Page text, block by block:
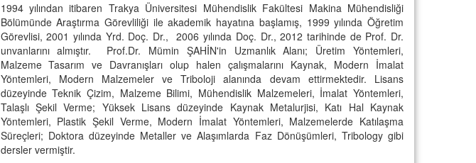
1994 yılından itibaren Trakya Üniversitesi Mühendislik Fakültesi Makina Mühendisliği
Bölümünde Araştırma Görevliliği ile akademik hayatına başlamış, 1999 yılında Öğretim
Görevlisi, 2001 yılında Yrd. Doç. Dr., 2006 yılında Doç. Dr., 2012 tarihinde de Prof. Dr.
unvanlarını almıştır. Prof.Dr. Mümin ŞAHİN'in Uzmanlık Alanı; Üretim Yöntemleri,
Malzeme Tasarım ve Davranışları olup halen çalışmalarını Kaynak, Modern İmalat
Yöntemleri, Modern Malzemeler ve Triboloji alanında devam ettirmektedir. Lisans
düzeyinde Teknik Çizim, Malzeme Bilimi, Mühendislik Malzemeleri, İmalat Yöntemleri,
Talaşlı Şekil Verme; Yüksek Lisans düzeyinde Kaynak Metalurjisi, Katı Hal Kaynak
Yöntemleri, Plastik Şekil Verme, Modern İmalat Yöntemleri, Malzemelerde Katılaşma
Süreçleri; Doktora düzeyinde Metaller ve Alaşımlarda Faz Dönüşümleri, Tribology gibi
dersler vermiştir.